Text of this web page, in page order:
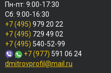
Пн-пт: 9:00-17:30
Сб: 9:00-16:30
+7 (495) 979 20 22
+7 (495) 729 49 02
+7 (495) 540-52-99
+7 (977) 591 06 24
dmitrovprofil@mail.ru